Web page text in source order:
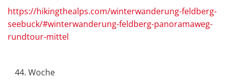
https://hikingthealps.com/winterwanderung-feldberg-
seebuck/#winterwanderung-feldberg-panoramaweg-
rundtour-mittel
Woche